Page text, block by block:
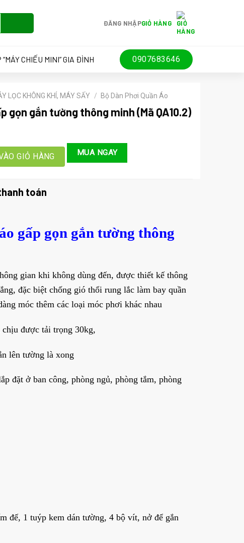
ĐĂNG NHẬPGIỎ HÀNG
“MÁY CHIẾU MINI” GIA ĐÌNH 0907683646
LỌC KHÔNG KHÍ, MÁY SẤY / Bộ Dàn Phơi Quần Áo
gọn gắn tường thông minh (Mã QA10.2)
tường thông minh (Mã QA10.2) số lượng
GIỎ HÀNG MUA NGAY
toán
gấp gọn gắn tường thông
gian khi không dùng đến, được thiết kế thông
đặc biệt chống gió thổi rung lắc làm bay quần
móc thêm các loại móc phơi khác nhau
được tải trọng 30kg,
lên tường là xong
đặt ở ban công, phòng ngủ, phòng tắm, phòng
đế, 1 tuýp kem dán tường, 4 bộ vít, nở để gắn